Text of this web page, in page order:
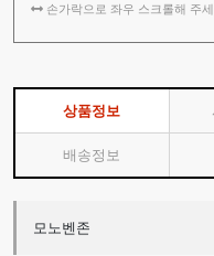
손가락으로 좌우 스크롤해 주세
상품정보
배송정보
모노벤존